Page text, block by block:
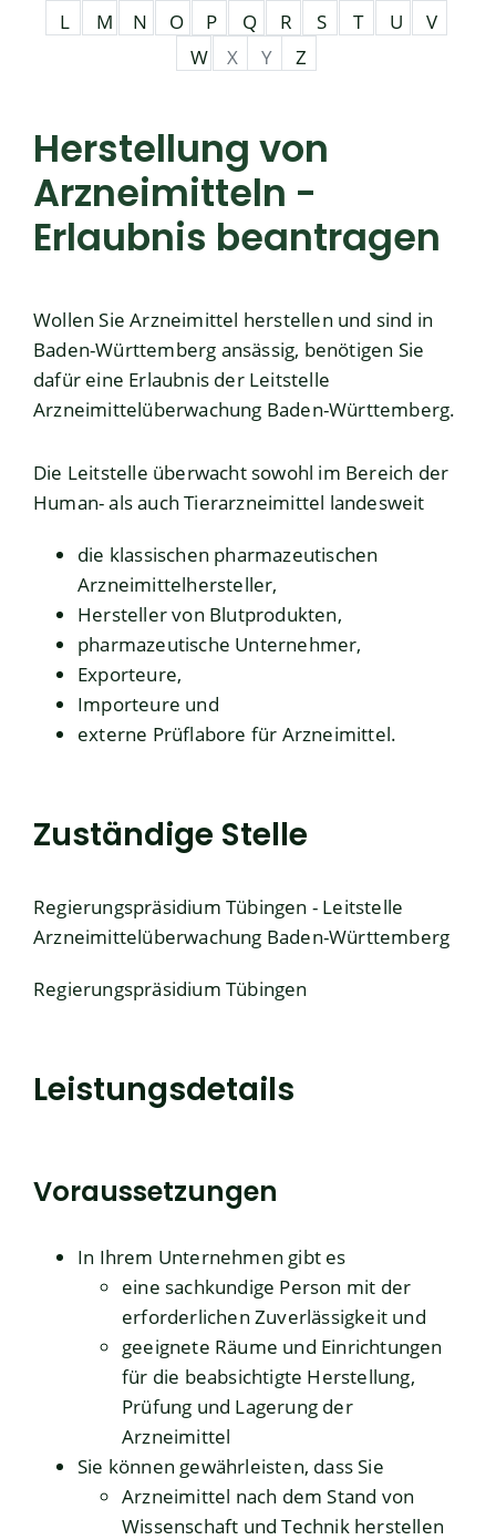
L
M N O P Q R S T U
V
W
X Y Z
Herstellung von
Arzneimitteln -
Erlaubnis beantragen
Wollen Sie Arzneimittel herstellen und sind in
Baden-Württemberg ansässig, benötigen Sie
dafür eine Erlaubnis der Leitstelle
Arzneimittelüberwachung Baden-Württemberg.
Die Leitstelle überwacht sowohl im Bereich der
Human- als auch Tierarzneimittel landesweit
die klassischen pharmazeutischen
Arzneimittelhersteller,
Hersteller von Blutprodukten,
pharmazeutische Unternehmer,
Exporteure,
Importeure und
externe Prüflabore für Arzneimittel.
Zuständige Stelle
Regierungspräsidium Tübingen - Leitstelle
Arzneimittelüberwachung Baden-Württemberg
Regierungspräsidium Tübingen
Leistungsdetails
Voraussetzungen
In Ihrem Unternehmen gibt es
eine sachkundige Person mit der
erforderlichen Zuverlässigkeit und
geeignete Räume und Einrichtungen
für die beabsichtigte Herstellung,
Prüfung und Lagerung der
Arzneimittel
Sie können gewährleisten, dass Sie
Arzneimittel nach dem Stand von
Wissenschaft und Technik herstellen